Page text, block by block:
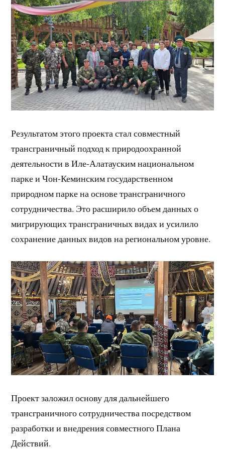
Результатом этого проекта стал совместный
трансграничный подход к природоохранной
деятельности в Иле-Алатауским национальном
парке и Чон-Кеминским государственном
природном парке на основе трансграничного
сотрудничества. Это расширило объем данных о
мигрирующих трансграничных видах и усилило
сохранение данных видов на региональном уровне.
Проект заложил основу для дальнейшего
трансграничного сотрудничества посредством
разработки и внедрения совместного Плана
Действий.